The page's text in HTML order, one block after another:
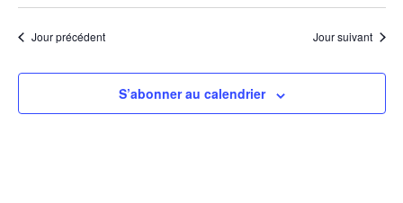
et
de
Sélectionnez
uneJour précédent Jour suivant
S’abonner au calendrier